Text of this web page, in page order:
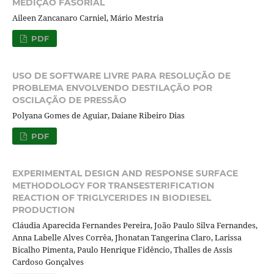
MEDIÇÃO FASORIAL
Aileen Zancanaro Carniel, Mário Mestria
PDF
USO DE SOFTWARE LIVRE PARA RESOLUÇÃO DE
PROBLEMA ENVOLVENDO DESTILAÇÃO POR
OSCILAÇÃO DE PRESSÃO
Polyana Gomes de Aguiar, Daiane Ribeiro Dias
PDF
EXPERIMENTAL DESIGN AND RESPONSE SURFACE
METHODOLOGY FOR TRANSESTERIFICATION
REACTION OF TRIGLYCERIDES IN BIODIESEL
PRODUCTION
Cláudia Aparecida Fernandes Pereira, João Paulo Silva Fernandes,
Anna Labelle Alves Corrêa, Jhonatan Tangerina Claro, Larissa
Bicalho Pimenta, Paulo Henrique Fidêncio, Thalles de Assis
Cardoso Gonçalves